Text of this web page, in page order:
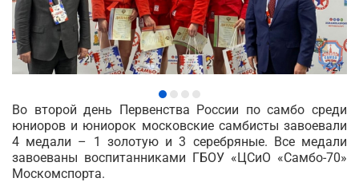
Во второй день Первенства России по самбо среди
юниоров и юниорок московские самбисты завоевали
4 медали – 1 золотую и 3 серебряные. Все медали
завоеваны воспитанниками ГБОУ «ЦСиО «Самбо-70»
Москомспорта.